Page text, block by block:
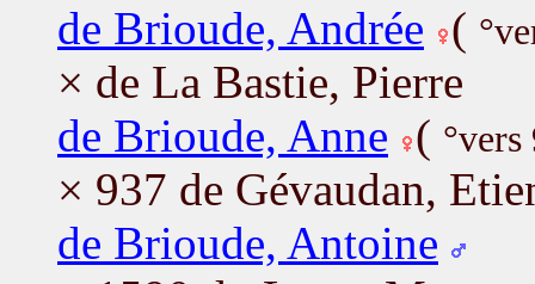
de Brioude, Andrée (
× de La Bastie, Pierre
de Brioude, Anne (
× 937 de Gévaudan,
de Brioude, Antoine